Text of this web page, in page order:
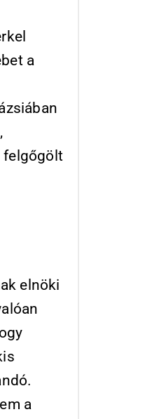
a
felgőgölt
elnöki
a